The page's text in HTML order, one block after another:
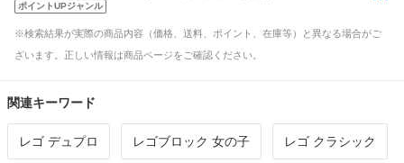
ポイントUPジャンル
※検索結果が実際の商品内容（価格、送料、ポイント、在庫等）と異なる場合がご
ざいます。正しい情報は商品ページをご確認ください。
関連キーワード
レゴ デュプロ レゴブロック 女の子 レゴ クラシック